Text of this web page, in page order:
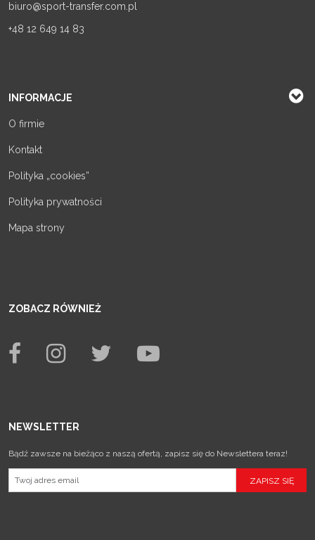
biuro@sport-transfer.com.pl
+48 12 649 14 83
INFORMACJE
O firmie
Kontakt
Polityka „cookies”
Polityka prywatności
Mapa strony
ZOBACZ RÓWNIEŻ
NEWSLETTER
Bądź zawsze na bieżąco z naszą ofertą, zapisz się do Newslettera teraz!